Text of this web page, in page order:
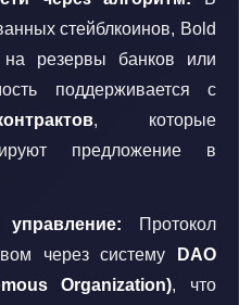
стейблкоинов, Bold
на резервы банков или
поддерживается с
, которые
предложение в
управление: Протокол
через систему
DAO
Organization), что